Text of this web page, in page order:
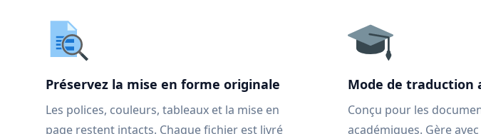
Préservez la mise en forme originale
Les polices, couleurs, tableaux et la mise en
page restent intacts. Chaque fichier est livré
Mode de traduction
Conçu pour les
académiques. Gère